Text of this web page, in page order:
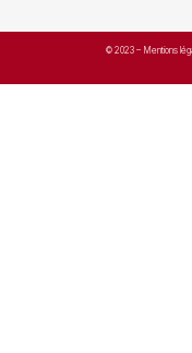
© 2023 – Mentions